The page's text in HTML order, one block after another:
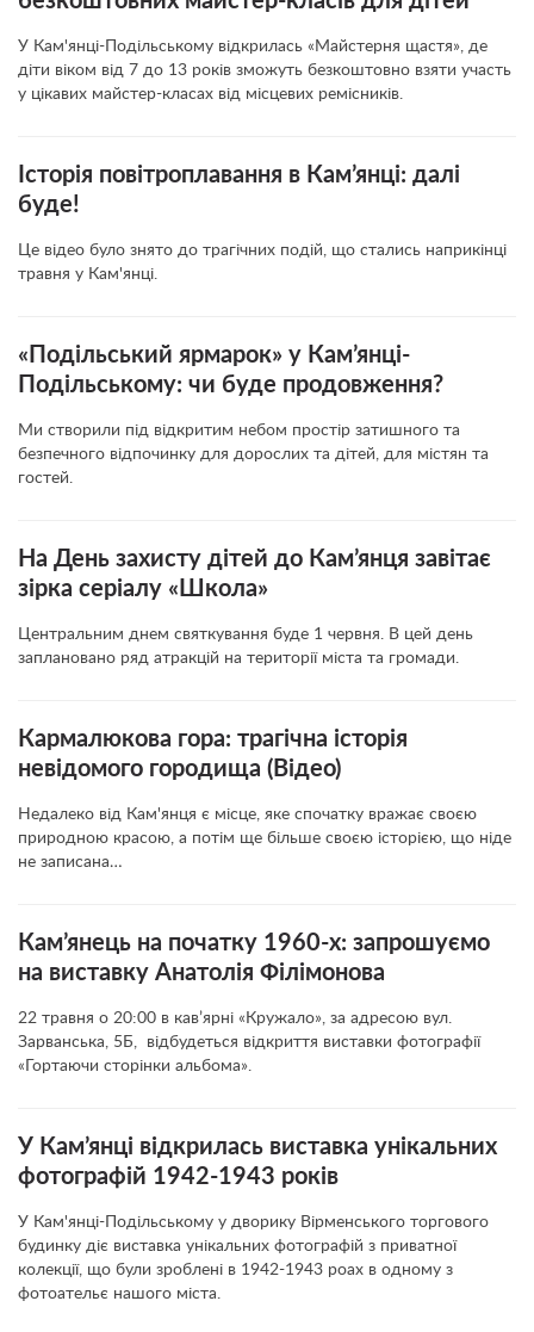
У Кам'янці-Подільському відкрилась «Майстерня щастя», де
діти віком від 7 до 13 років зможуть безкоштовно взяти участь
у цікавих майстер-класах від місцевих ремісників.
Історія повітроплавання в Кам’янці: далі
буде!
Це відео було знято до трагічних подій, що стались наприкінці
травня у Кам'янці.
«Подільський ярмарок» у Кам’янці-
Подільському: чи буде продовження?
Ми створили під відкритим небом простір затишного та
безпечного відпочинку для дорослих та дітей, для містян та
гостей.
На День захисту дітей до Кам’янця завітає
зірка серіалу «Школа»
Центральним днем святкування буде 1 червня. В цей день
заплановано ряд атракцій на території міста та громади.
Кармалюкова гора: трагічна історія
невідомого городища (Відео)
Недалеко від Кам'янця є місце, яке спочатку вражає своєю
природною красою, а потім ще більше своєю історією, що ніде
не записана…
Кам’янець на початку 1960-х: запрошуємо
на виставку Анатолія Філімонова
22 травня о 20:00 в кав’ярні «Кружало», за адресою вул.
Зарванська, 5Б, відбудеться відкриття виставки фотографії
«Гортаючи сторінки альбома».
У Кам’янці відкрилась виставка унікальних
фотографій 1942-1943 років
У Кам'янці-Подільському у дворику Вірменського торгового
будинку діє виставка унікальних фотографій з приватної
колекції, що були зроблені в 1942-1943 роах в одному з
фотоательє нашого міста.